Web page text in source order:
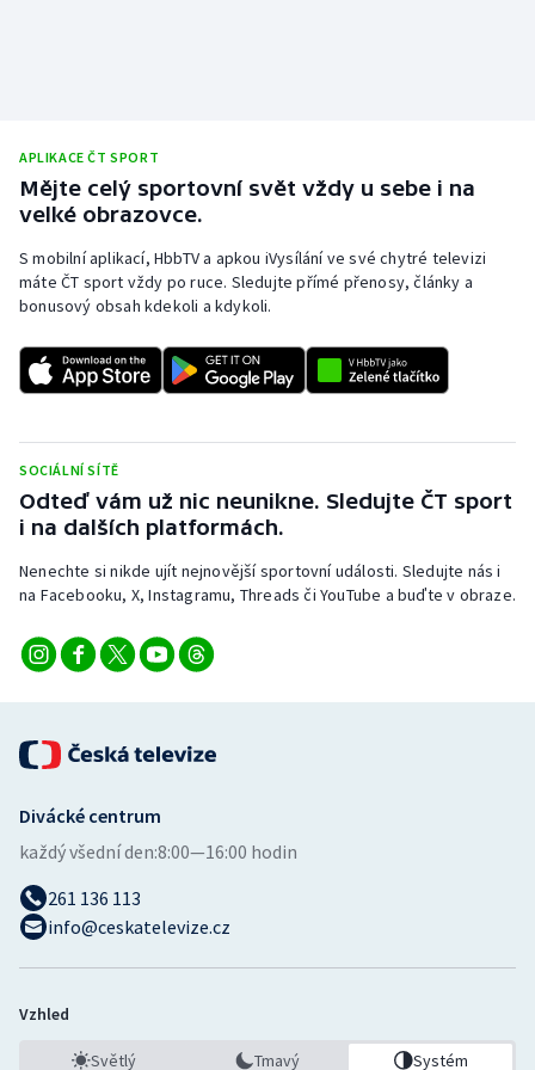
APLIKACE ČT SPORT
Mějte celý sportovní svět vždy u sebe i na
velké obrazovce.
S mobilní aplikací, HbbTV a apkou iVysílání ve své chytré televizi
máte ČT sport vždy po ruce. Sledujte přímé přenosy, články a
bonusový obsah kdekoli a kdykoli.
SOCIÁLNÍ SÍTĚ
Odteď vám už nic neunikne. Sledujte ČT sport
i na dalších platformách.
Nenechte si nikde ujít nejnovější sportovní události. Sledujte nás i
na Facebooku, X, Instagramu, Threads či YouTube a buďte v obraze.
Divácké centrum
každý všední den:8:00—16:00 hodin
261 136 113
info@ceskatelevize.cz
Vzhled
Světlý Tmavý Systém